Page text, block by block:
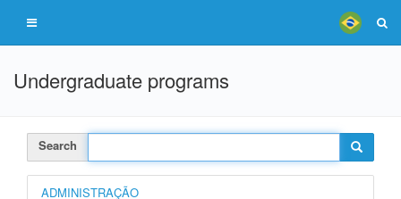
Undergraduate programs
Search
ADMINISTRAÇÃO